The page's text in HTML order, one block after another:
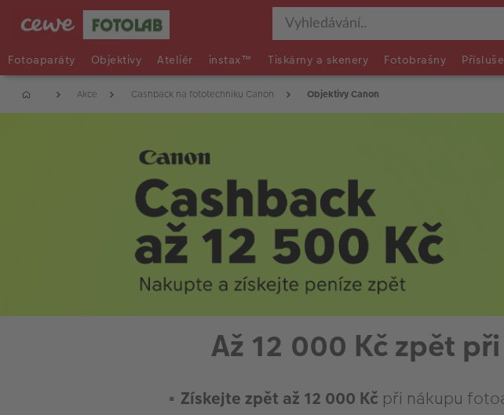
Fotoaparáty Objektivy Ateliér instax™ Tiskárny a skenery Fotobrašny
Akce Cashback na fototechniku Canon Objektivy Canon
Až 12 000 Kč zpět
Získejte zpět až 12 000 Kč při nákupu